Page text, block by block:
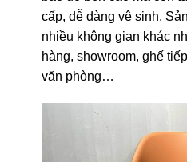
cấp, dễ dàng vệ sinh.
nhiều không gian khác
hàng, showroom, ghế
văn phòng…